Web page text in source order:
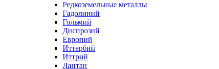
Редкоземельные металлы
Гадолиний
Гольмий
Диспрозий
Европий
Иттербий
Иттрий
Лантан